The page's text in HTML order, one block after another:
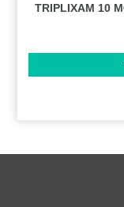
TRIPLIXAM 10